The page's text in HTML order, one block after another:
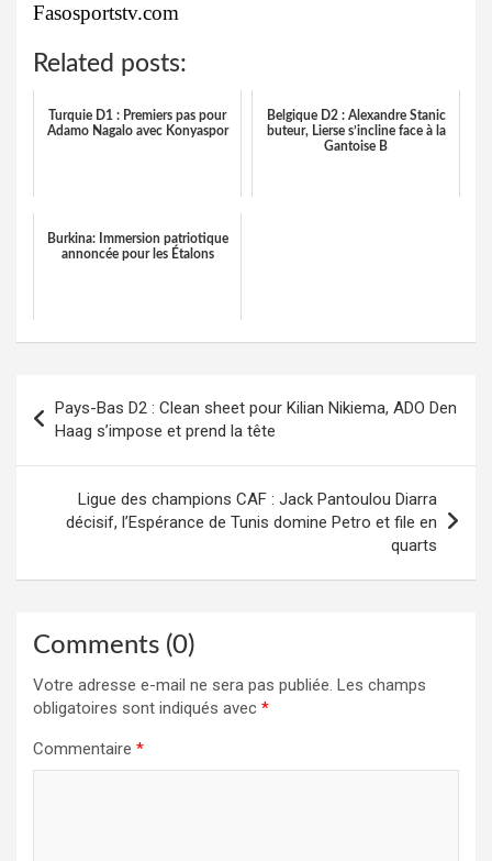
Fasosportstv.com
Related posts:
Turquie D1 : Premiers pas pour
Adamo Nagalo avec Konyaspor
Belgique D2 : Alexandre Stanic
buteur, Lierse s’incline face à la
Gantoise B
Burkina: Immersion patriotique
annoncée pour les Étalons
de
l’article
Pays-Bas D2 : Clean sheet pour Kilian Nikiema, ADO Den
Haag s’impose et prend la tête
Ligue des champions CAF : Jack Pantoulou Diarra
décisif, l’Espérance de Tunis domine Petro et file en
quarts
Comments (0)
Votre adresse e-mail ne sera pas publiée. Les champs
obligatoires sont indiqués avec *
Commentaire *